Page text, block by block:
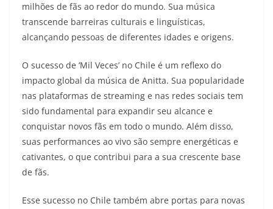
milhões de fãs ao redor do mundo. Sua música
transcende barreiras culturais e linguísticas,
alcançando pessoas de diferentes idades e origens.
O sucesso de ‘Mil Veces’ no Chile é um reflexo do
impacto global da música de Anitta. Sua popularidade
nas plataformas de streaming e nas redes sociais tem
sido fundamental para expandir seu alcance e
conquistar novos fãs em todo o mundo. Além disso,
suas performances ao vivo são sempre energéticas e
cativantes, o que contribui para a sua crescente base
de fãs.
Esse sucesso no Chile também abre portas para novas